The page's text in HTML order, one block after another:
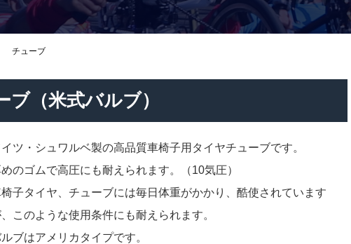
チューブ
（米式バルブ）
イツ・シュワルベ製の高品質車椅子用タイヤチューブです。
めのゴムで高圧にも耐えられます。（10気圧）
子タイヤ、チューブには毎日体重がかかり、酷使されています
このような使用条件にも耐えられます。
ブはアメリカタイプです。